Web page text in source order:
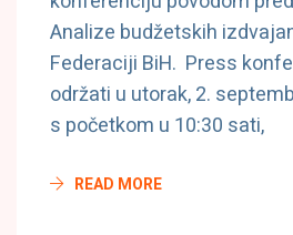
Analize budžetskih
Federaciji BiH. Press
održati u utorak, 2.
s početkom u 10:30 sati,
READ MORE